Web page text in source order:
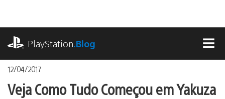
o
conteúdoPlayStation.Blog
12/04/2017
Veja Como Tudo Começou em Yakuza